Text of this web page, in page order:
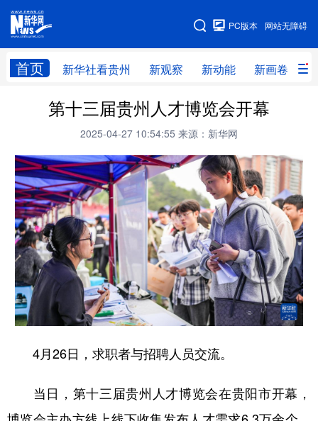
网站无障碍
PC版本
首页 新华社看贵州 新观察 新动能 新画卷
网站地图
新华社看贵州 新观察 新动能 新画卷
贵州领导 人事
专题 访谈 直播 视频
畅游贵州 数字贵州 律动贵州 健康贵州
光影贵州 部门之窗 县区直达 企业速递
融媒联播 贵阳 遵义 安顺
六盘水 毕节 铜仁 黔东南
黔西南
北京 天津 河北 山西
第十三届贵州人才博览会开幕
2025-04-27 10:54:55 来源：新华网
4月26日，求职者与招聘人员交流。
当日，第十三届贵州人才博览会在贵阳市开幕，